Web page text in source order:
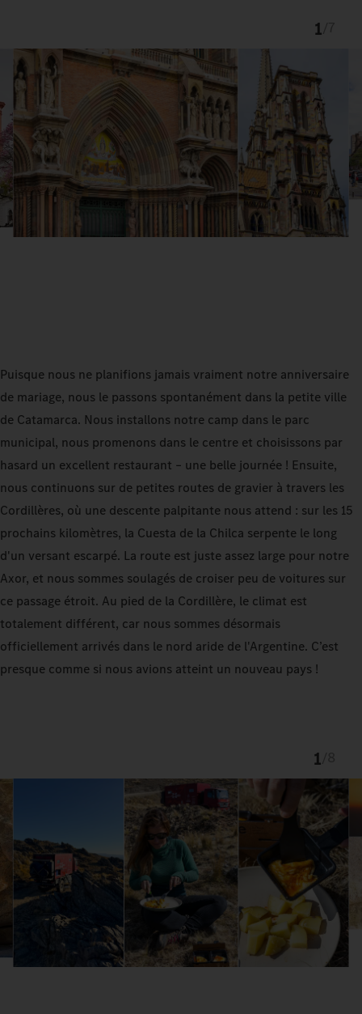
1
Puisque nous ne planifions jamais vraiment notre anniversaire
de mariage, nous le passons spontanément dans la petite ville
de Catamarca. Nous installons notre camp dans le parc
municipal, nous promenons dans le centre et choisissons par
hasard un excellent restaurant – une belle journée ! Ensuite,
nous continuons sur de petites routes de gravier à travers les
Cordillères, où une descente palpitante nous attend : sur les 15
prochains kilomètres, la Cuesta de la Chilca serpente le long
d'un versant escarpé. La route est juste assez large pour notre
Axor, et nous sommes soulagés de croiser peu de voitures sur
ce passage étroit. Au pied de la Cordillère, le climat est
totalement différent, car nous sommes désormais
officiellement arrivés dans le nord aride de l'Argentine. C’est
presque comme si nous avions atteint un nouveau pays !
1